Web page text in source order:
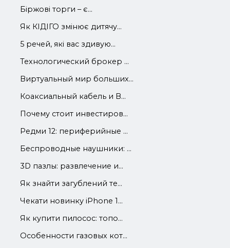
Біржові торги – є...
Як КІДІГО змінює дитячу...
5 речей, які вас здивую...
Технологический брокер ...
Виртуальный мир больших...
Коаксиальный кабель и В...
Почему стоит инвестиров...
Редми 12: периферийные ...
Беспроводные наушники: ...
3D пазлы: развлечение и...
Як знайти загублений те...
Чекати новинку iPhone 1...
Як купити пилосос: топо...
Особенности газовых кот...